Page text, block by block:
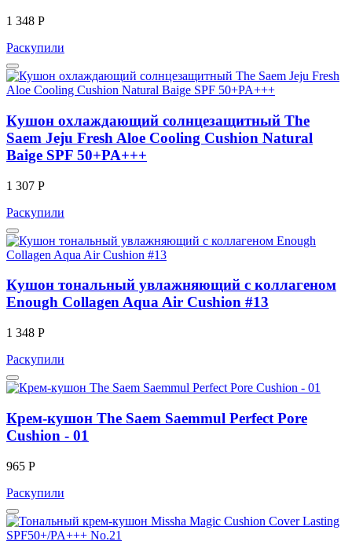
1 348 Р
Раскупили
Кушон охлаждающий солнцезащитный The
Saem Jeju Fresh Aloe Cooling Cushion Natural
Baige SPF 50+PA+++
1 307 Р
Раскупили
Кушон тональный увлажняющий с коллагеном
Enough Collagen Aqua Air Cushion #13
1 348 Р
Раскупили
Крем-кушон The Saem Saemmul Perfect Pore
Cushion - 01
965 Р
Раскупили